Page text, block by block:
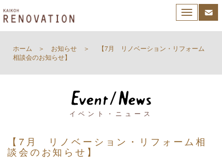
Toggle
navigation
ホーム お知らせ
【7月 リノベーション・リフォーム
相談会のお知らせ】
イベント・ニュース
【7月 リノベーション・リフォーム相
談会のお知らせ】